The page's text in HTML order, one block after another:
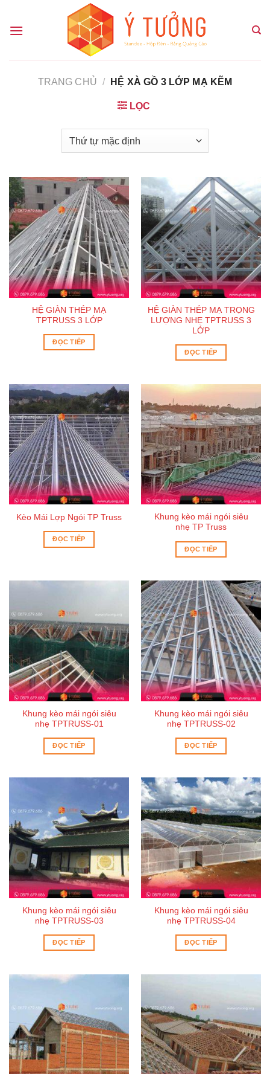
nội
TRANG CHỦ / HỆ XÀ GỒ 3 LỚP MẠ KẼM
LỌC
HỆ GIÀN THÉP MẠ
TPTRUSS 3 LỚP
ĐỌC TIẾP
HỆ GIÀN THÉP MẠ TRỌNG
LƯỢNG NHẸ TPTRUSS 3
LỚP
ĐỌC TIẾP
Kèo Mái Lợp Ngói TP Truss
ĐỌC TIẾP
Khung kèo mái ngói siêu
nhẹ TP Truss
ĐỌC TIẾP
Khung kèo mái ngói siêu
nhẹ TPTRUSS-01
ĐỌC TIẾP
Khung kèo mái ngói siêu
nhẹ TPTRUSS-02
ĐỌC TIẾP
Khung kèo mái ngói siêu
nhẹ TPTRUSS-03
ĐỌC TIẾP
Khung kèo mái ngói siêu
nhẹ TPTRUSS-04
ĐỌC TIẾP